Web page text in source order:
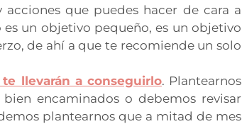
que puedes hacer de cara a
es un objetivo pequeño, es un objetivo
de ahí a que te recomiende un solo
llevarán a conseguirlo. Plantearnos
encaminados o debemos revisar
plantearnos que a mitad de mes